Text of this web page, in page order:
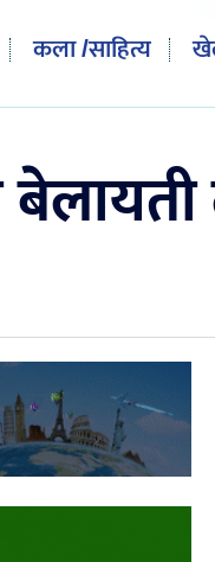
कला /साहित्य